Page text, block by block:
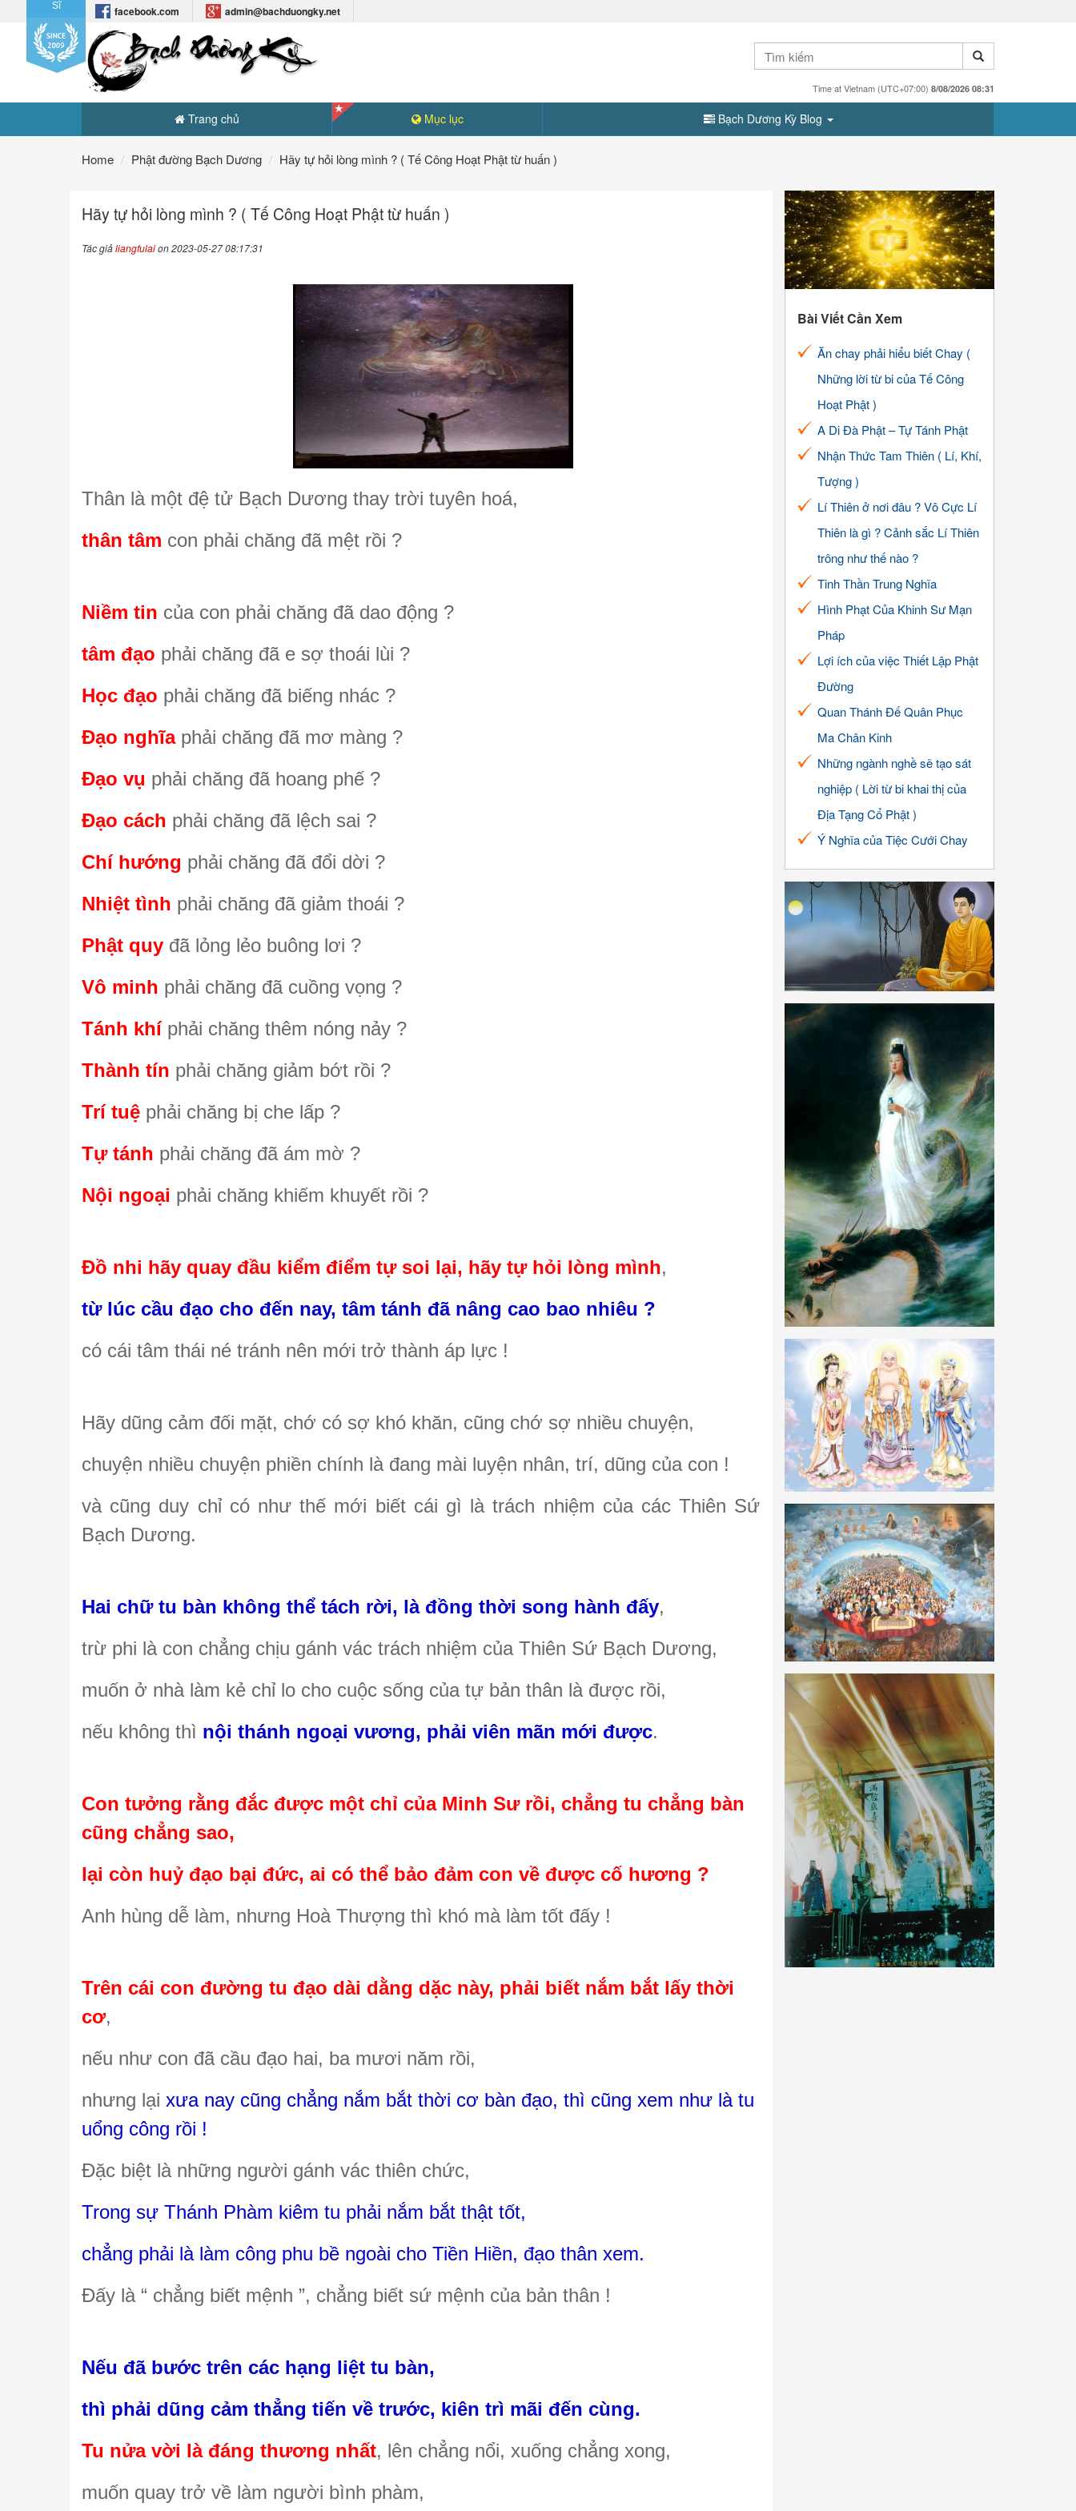
Sĩ facebook.com admin@bachduongky.net
Time at Vietnam (UTC+07:00) 8/08/2026 08:31
Trang chủ Mục lục Bạch Dương Kỳ Blog
Home Phật đường Bạch Dương Hãy tự hỏi lòng mình ? ( Tế Công Hoạt Phật từ huấn )
Hãy tự hỏi lòng mình ? ( Tế Công Hoạt Phật từ huấn )
Tác giảliangfulaion 2023-05-27 08:17:31
Thân là một đệ tử Bạch Dương thay trời tuyên hoá,
thân tâm con phải chăng đã mệt rồi ?
Niềm tin của con phải chăng đã dao động ?
tâm đạo phải chăng đã e sợ thoái lùi ?
Học đạo phải chăng đã biếng nhác ?
Đạo nghĩaphải chăng đã mơ màng ?
Đạo vụ phải chăng đã hoang phế ?
Đạo cách phải chăng đã lệch sai ?
Chí hướng phải chăng đã đổi dời ?
Nhiệt tình phải chăng đã giảm thoái ?
Phật quy đã lỏng lẻo buông lơi ?
Vô minh phải chăng đã cuồng vọng ?
Tánh khíphải chăng thêm nóng nảy ?
Thành tín phải chăng giảm bớt rồi ?
Trí tuệ phải chăng bị che lấp ?
Tự tánh phải chăng đã ám mờ ?
Nội ngoại phải chăng khiếm khuyết rồi ?
Đồ nhi hãy quay đầu kiểm điểm tự soi lại, hãy tự hỏi lòng mình,
từ lúc cầu đạo cho đến nay, tâm tánh đã nâng cao bao nhiêu ?
có cái tâm thái né tránh nên mới trở thành áp lực !
Hãy dũng cảm đối mặt, chớ có sợ khó khăn, cũng chớ sợ nhiều chuyện,
chuyện nhiều chuyện phiền chính là đang mài luyện nhân, trí, dũng của con !
và cũng duy chỉ có như thế mới biết cái gì là trách nhiệm của các Thiên Sứ
Bạch Dương.
Hai chữ tu bàn không thể tách rời, là đồng thời song hành đấy,
trừ phi là con chẳng chịu gánh vác trách nhiệm của Thiên Sứ Bạch Dương,
muốn ở nhà làm kẻ chỉ lo cho cuộc sống của tự bản thân là được rồi,
nếu không thì nội thánh ngoại vương, phải viên mãn mới được.
Con tưởng rằng đắc được một chỉ của Minh Sư rồi, chẳng tu chẳng bàn
cũng chẳng sao,
lại còn huỷ đạo bại đức, ai có thể bảo đảm con về được cố hương ?
Anh hùng dễ làm, nhưng Hoà Thượng thì khó mà làm tốt đấy !
Trên cái con đường tu đạo dài dằng dặc này, phải biết nắm bắt lấy thời
cơ,
nếu như con đã cầu đạo hai, ba mươi năm rồi,
nhưng lại xưa nay cũng chẳng nắm bắt thời cơ bàn đạo, thì cũng xem như là tu
uổng công rồi !
Đặc biệt là những người gánh vác thiên chức,
Trong sự Thánh Phàm kiêm tu phải nắm bắt thật tốt,
chẳng phải là làm công phu bề ngoài cho Tiền Hiền, đạo thân xem.
Đấy là “ chẳng biết mệnh ”, chẳng biết sứ mệnh của bản thân !
Nếu đã bước trên các hạng liệt tu bàn,
thì phải dũng cảm thẳng tiến về trước, kiên trì mãi đến cùng.
Tu nửa vời là đáng thương nhất, lên chẳng nổi, xuống chẳng xong,
muốn quay trở về làm người bình phàm,
Bài Viết Cần Xem
Ăn chay phải hiểu biết Chay (
Những lời từ bi của Tế Công
Hoạt Phật )
A Di Đà Phật – Tự Tánh Phật
Nhận Thức Tam Thiên ( Lí, Khí,
Tượng )
Lí Thiên ở nơi đâu ? Vô Cực Lí
Thiên là gì ? Cảnh sắc Lí Thiên
trông như thế nào ?
Tinh Thần Trung Nghĩa
Hình Phạt Của Khinh Sư Mạn
Pháp
Lợi ích của việc Thiết Lập Phật
Đường
Quan Thánh Đế Quân Phục
Ma Chân Kinh
Những ngành nghề sẽ tạo sát
nghiệp ( Lời từ bi khai thị của
Địa Tạng Cổ Phật )
Ý Nghĩa của Tiệc Cưới Chay